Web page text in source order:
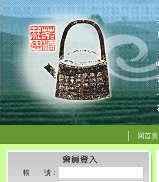
回首頁
帳 號：